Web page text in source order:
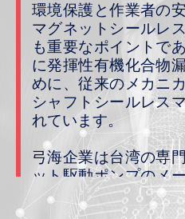
環境保護と作業者の
マグネットシールレ
も重要なポイントで
に発揮性有機化合物
めに、従来のメカニ
シャフトシールレス
れています。
弓海企業は台湾の専
ット駆動ポンプのメ
輸送ソリューション
ち、2014 年に研究